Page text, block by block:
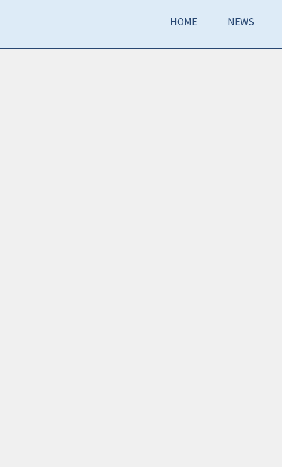
HOME NEWS